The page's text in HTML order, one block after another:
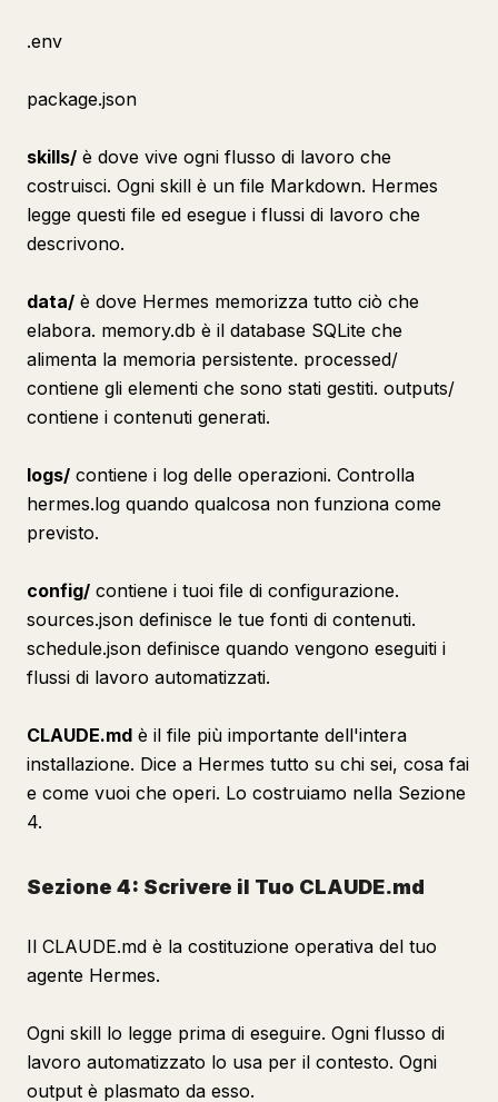
.env
package.json
skills/ è dove vive ogni flusso di lavoro che
costruisci. Ogni skill è un file Markdown. Hermes
legge questi file ed esegue i flussi di lavoro che
descrivono.
data/ è dove Hermes memorizza tutto ciò che
elabora. memory.db è il database SQLite che
alimenta la memoria persistente. processed/
contiene gli elementi che sono stati gestiti. outputs/
contiene i contenuti generati.
logs/ contiene i log delle operazioni. Controlla
hermes.log quando qualcosa non funziona come
previsto.
config/ contiene i tuoi file di configurazione.
sources.json definisce le tue fonti di contenuti.
schedule.json definisce quando vengono eseguiti i
flussi di lavoro automatizzati.
CLAUDE.md è il file più importante dell'intera
installazione. Dice a Hermes tutto su chi sei, cosa fai
e come vuoi che operi. Lo costruiamo nella Sezione
4.
Sezione 4: Scrivere il Tuo CLAUDE.md
Il CLAUDE.md è la costituzione operativa del tuo
agente Hermes.
Ogni skill lo legge prima di eseguire. Ogni flusso di
lavoro automatizzato lo usa per il contesto. Ogni
output è plasmato da esso.